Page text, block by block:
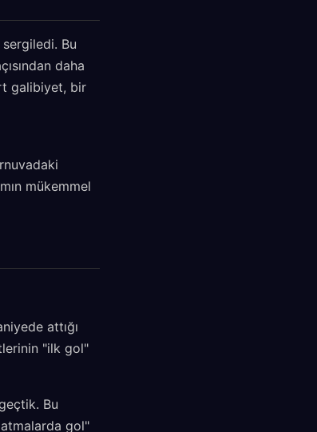
Bu
daha
galibiyet, bir
mükemmel
attığı
"ilk gol"
Bu
gol"